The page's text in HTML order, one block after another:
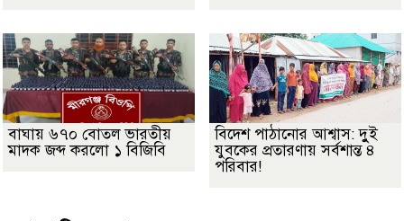
বাঘায় ৬৭০ বোতল ভারতীয়
মাদক জব্দ করলো ১ বিজিবি
বিদেশ পাঠানোর আশ্বাস: দুুই
যুবকের প্রতারণায় সর্বশান্ত ৪
পরিবার!